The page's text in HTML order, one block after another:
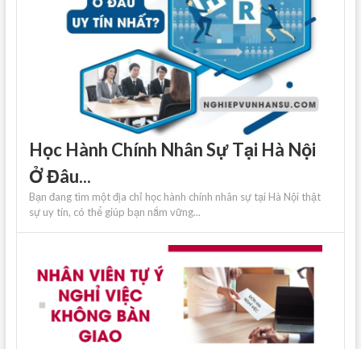
Học Hành Chính Nhân Sự Tại Hà Nội
Ở Đâu...
Bạn đang tìm một địa chỉ học hành chính nhân sự tại Hà Nội thật
sự uy tín, có thể giúp bạn nắm vững...